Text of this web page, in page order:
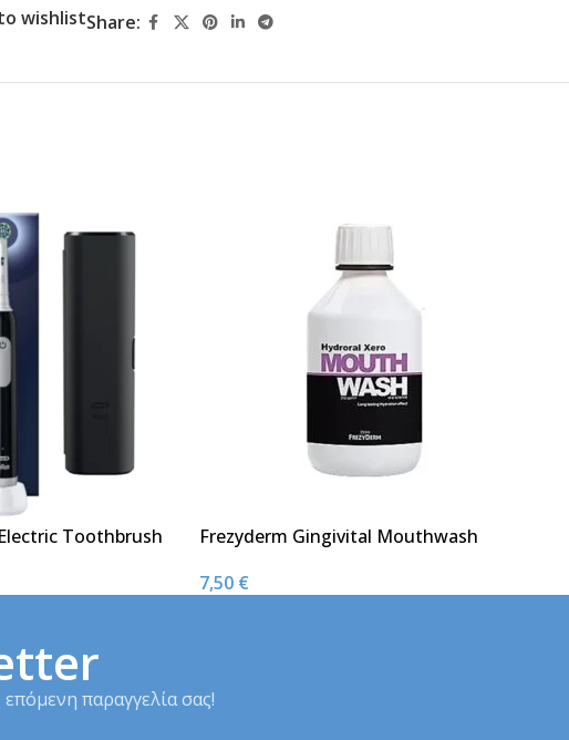
wishlistShare:
Toothbrush
Frezyderm Gingivital Mouthwash
7,50 €
παραγγελία σας!